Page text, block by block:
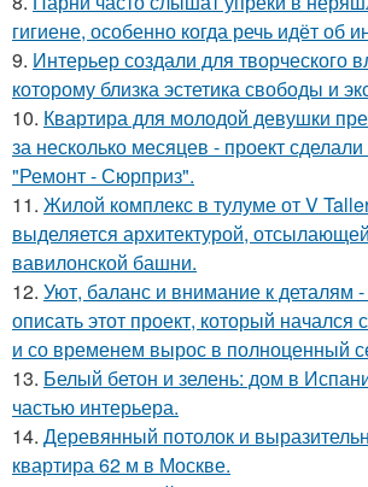
гигиене, особенно когда речь идёт об
9. Интерьер создали для творческого
которому близка эстетика свободы и
10. Квартира для молодой девушки
за несколько месяцев - проект
"Ремонт - Сюрприз".
11. Жилой комплекс в тулуме от V
выделяется архитектурой,
вавилонской башни.
12. Уют, баланс и внимание к деталям
описать этот проект, который
и со временем вырос в полноценный
13. Белый бетон и зелень: дом в
частью интерьера.
14. Деревянный потолок и
квартира 62 м в Москве.